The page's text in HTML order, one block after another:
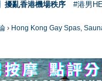
擾亂香港機場秩序 #港男
› Hong Kong Gay Spas,